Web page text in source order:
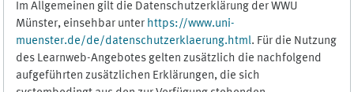
Im Allgemeinen gilt die Datenschutzerklärung der WWU
Münster, einsehbar unter https://www.uni-
muenster.de/de/datenschutzerklaerung.html. Für die Nutzung
des Learnweb-Angebotes gelten zusätzlich die nachfolgend
aufgeführten zusätzlichen Erklärungen, die sich